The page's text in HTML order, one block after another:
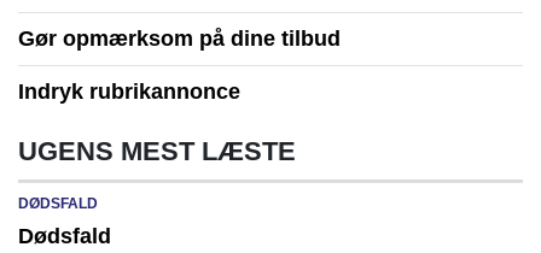
Gør opmærksom på dine tilbud
Indryk rubrikannonce
UGENS MEST LÆSTE
DØDSFALD
Dødsfald